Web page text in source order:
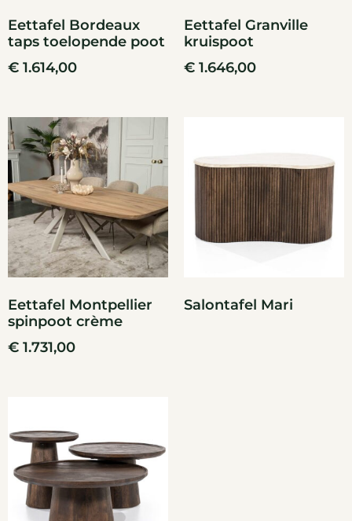
Eettafel Bordeaux
taps toelopende poot
€ 1.614,00
Eettafel Granville
kruispoot
€ 1.646,00
Eettafel Montpellier
spinpoot crème
€ 1.731,00
Salontafel Mari